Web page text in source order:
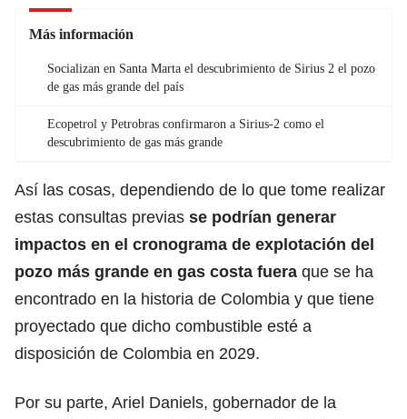
Más información
Socializan en Santa Marta el descubrimiento de Sirius 2 el pozo
de gas más grande del país
Ecopetrol y Petrobras confirmaron a Sirius-2 como el
descubrimiento de gas más grande
Así las cosas, dependiendo de lo que tome realizar
estas consultas previas se podrían generar
impactos en el cronograma de explotación del
pozo más grande en gas costa fuera que se ha
encontrado en la historia de Colombia y que tiene
proyectado que dicho combustible esté a
disposición de Colombia en 2029.
Por su parte, Ariel Daniels, gobernador de la